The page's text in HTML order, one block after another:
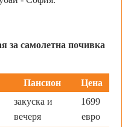
за самолетна почивка
Пансион Цена
закуска и
вечеря
1699
евро